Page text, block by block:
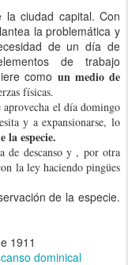
ciudad capital. Con
la problemática y
de un día de
de trabajo
como un medio de
físicas.
aprovecha el día domingo
y a expansionarse, lo
la especie.
de descanso y , por otra
la ley haciendo pingües
de la especie.
1911
dominical